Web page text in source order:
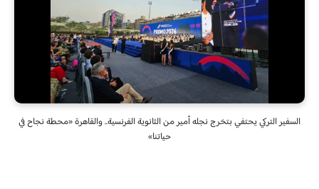
السفير التركي يحتفي بتخرج نجله أمير من الثانوية الفرنسية.. والقاهرة «محطة نجاح في
حياتنا»